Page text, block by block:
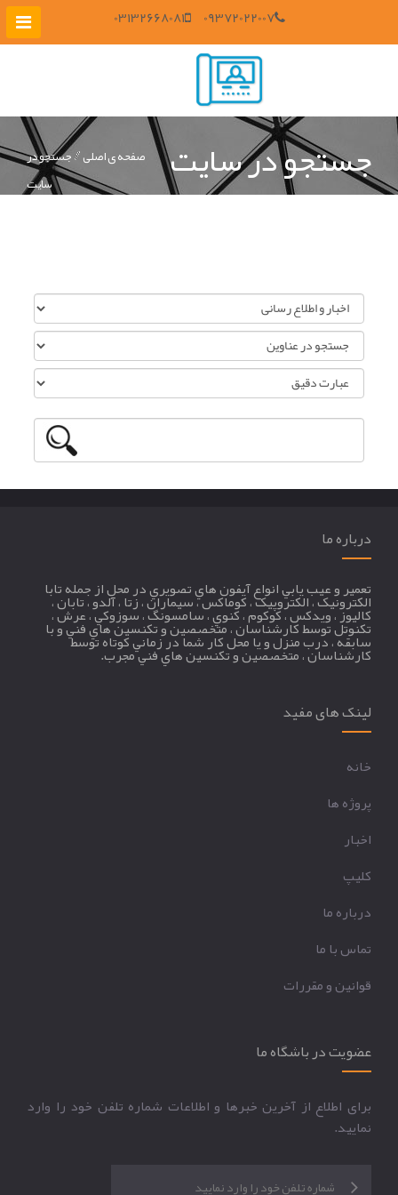
03132668081 09372022007
جستجو در سایت صفحه ی اصلی جستجو در
سایت
درباره ما
تعمير و عيب يابي انواع آيفون هاي تصويري در محل از جمله تابا
الکترونيک ، الکتروپيک ، کوماکس ، سيماران ، زتا ، آلدو ، تابان ،
کاليوز ، ويدکس ، کوکوم ، کنوي ، سامسونگ ، سوزوکي ، عرش ،
تکنوتل توسط کارشناسان ، متخصصين و تکنسين هاي فني و با
سابقه ، درب منزل و يا محل کار شما در زماني کوتاه توسط
کارشناسان ، متخصصين و تکنسين هاي فني مجرب.
لینک های مفید
خانه
پروژه ها
اخبار
کليپ
درباره ما
تماس با ما
قوانين و مقررات
عضویت در باشگاه ما
برای اطلاع از آخرین خبرها و اطلاعات شماره تلفن خود را وارد
نمایید.